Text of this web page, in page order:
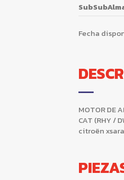
Fecha
MOTOR DE
CAT (RHY /
citroën